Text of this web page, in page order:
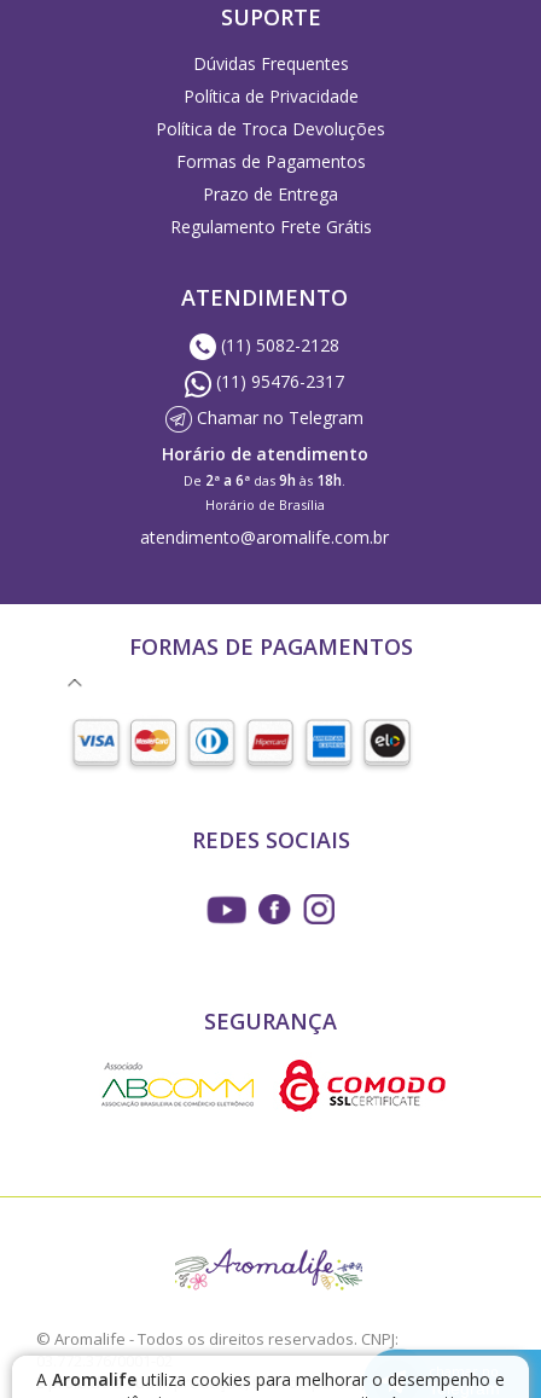
A Aromalife utiliza cookies para melhorar o desempenho e
chamar no
Telegram
SUPORTE
Dúvidas Frequentes
Política de Privacidade
Política de Troca Devoluções
Formas de Pagamentos
Prazo de Entrega
Regulamento Frete Grátis
ATENDIMENTO
(11) 5082-2128
(11) 95476-2317
Chamar no Telegram
Horário de atendimento
De 2ª a 6ª das 9h às 18h
Horário de Brasília
atendimento@aromalife.com.br
FORMAS DE PAGAMENTOS
REDES SOCIAIS
SEGURANÇA
© Aromalife - Todos os direitos reservados. CNPJ:
03.772.376/0001-02
É proibido a sua reprodução, total ou parcial, sem a expressa